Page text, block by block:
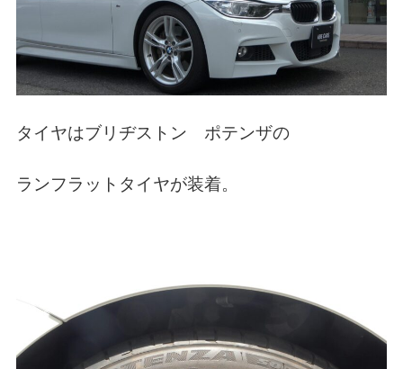
タイヤはブリヂストン ポテンザの
ランフラットタイヤが装着。